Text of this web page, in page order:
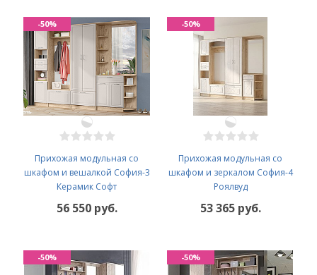
Прихожая модульная со
шкафом и вешалкой София-3
Керамик Софт
56 550 руб.
-50%
Прихожая модульная со
шкафом и зеркалом София-4
Роялвуд
53 365 руб.
-50%
-50% -50%